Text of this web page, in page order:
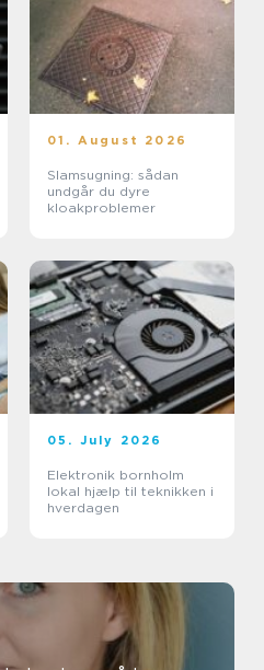
01. August 2026
Slamsugning: sådan
undgår du dyre
kloakproblemer
05. July 2026
Elektronik bornholm
lokal hjælp til teknikken i
hverdagen